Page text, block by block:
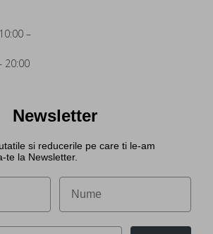
–
20:00
Newsletter
si reducerile pe care ti le-am
te la Newsletter.